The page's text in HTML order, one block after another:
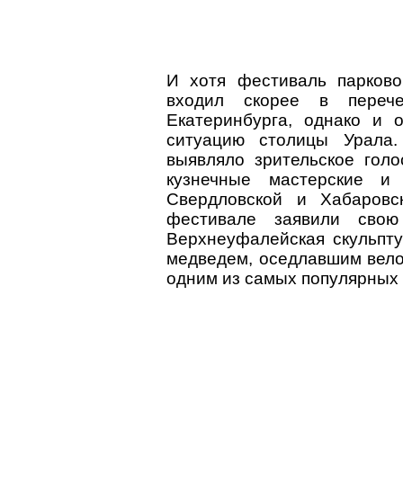
И хотя фестиваль
входил скорее в
Екатеринбурга, однако
ситуацию столицы
выявляло зрительское
кузнечные мастерские
Свердловской и
фестивале заявили
Верхнеуфалейская
медведем, оседлавшим
одним из самых популярных